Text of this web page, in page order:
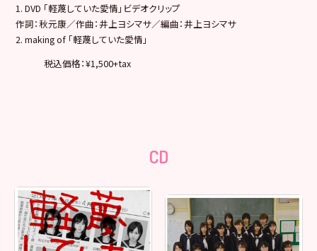
1. DVD 「軽蔑していた愛情」ビデオクリップ
作詞：秋元康／作曲：井上ヨシマサ／編曲：井上ヨシマサ
2. making of 「軽蔑していた愛情」
税込価格：¥1,500+tax
CD